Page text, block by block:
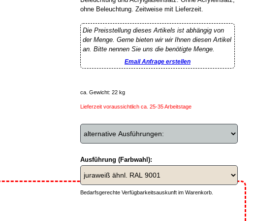
ohne Beleuchtung. Zeitweise mit Lieferzeit.
Die Preisstellung dieses Artikels ist abhängig von
der Menge. Gerne bieten wir wir Ihnen diesen Artikel
an. Bitte nennen Sie uns die benötigte Menge.
Email Anfrage erstellen
ca. Gewicht: 22 kg
Lieferzeit voraussichtlich ca. 25-35 Arbeitstage
Ausführung (Farbwahl):
Bedarfsgerechte Verfügbarkeitsauskunft im Warenkorb.